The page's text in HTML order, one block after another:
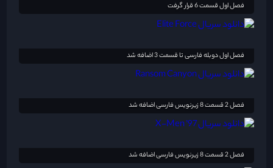
فصل اول قسمت 6 قرار گرفت
فصل اول دوبله فارسی تا قسمت 3 اضافه شد
فصل 2 قسمت 8 زیرنویس فارسی اضافه شد
فصل 2 قسمت 8 زیرنویس فارسی اضافه شد